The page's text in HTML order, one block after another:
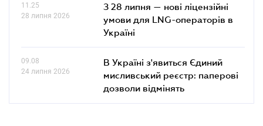
11.25
28 липня 2026
З 28 липня — нові ліцензійні
умови для LNG-операторів в
Україні
09.08
24 липня 2026
В Україні з'явиться Єдиний
мисливський реєстр: паперові
дозволи відмінять